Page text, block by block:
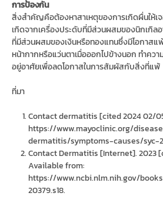
การป้องกัน
สิ่งสำคัญคือต้องหาสาเหตุของการเกิดผื่นให้เ
เกิดจากเครื่องประดับที่มีส่วนผสมของนิกเกิลอ
ที่มีส่วนผสมของเงินหรือทองแทนซึ่งมีโอกาสแ
หน้ากากหรือแว่นตาเมื่อออกไปข้างนอก ทำคว
อยู่อาศัยเพื่อลดโอกาสในการสัมผัสกับสิ่งที่แพ้
ที่มา
Contact dermatitis [cited 2024 02/
https://www.mayoclinic.org/
dermatitis/symptoms-causes/syc-
Contact Dermatitis [Internet]. 2023
Available from:
https://www.ncbi.nlm.nih.gov/
20379.s18.